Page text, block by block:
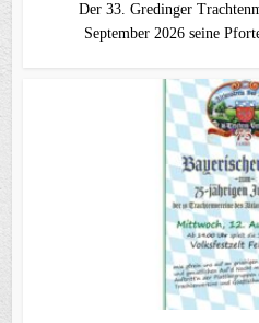
Der 33. Gredinger
September 2026 seine